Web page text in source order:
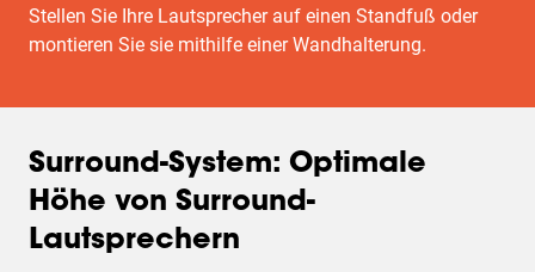
Stellen Sie Ihre Lautsprecher auf einen Standfuß oder
montieren Sie sie mithilfe einer Wandhalterung.
Surround-System: Optimale
Höhe von Surround-
Lautsprechern